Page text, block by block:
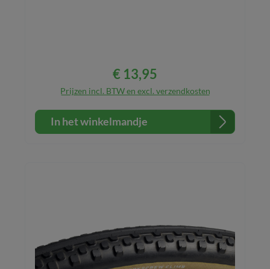
Normale prijs:
€ 13,95
Prijzen incl. BTW en excl. verzendkosten
In het winkelmandje